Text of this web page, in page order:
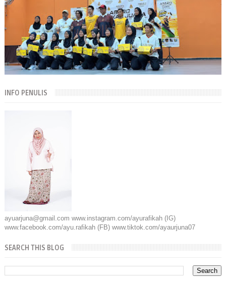
INFO PENULIS
ayuarjuna@gmail.com www.instagram.com/ayurafikah (IG)
www.facebook.com/ayu.rafikah (FB) www.tiktok.com/ayaurjuna07
SEARCH THIS BLOG